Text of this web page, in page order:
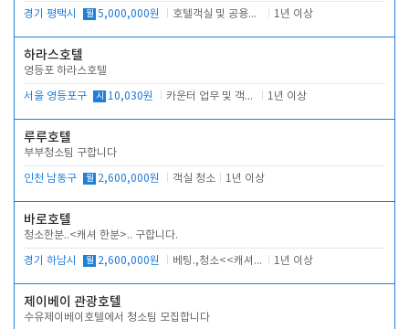
경기 평택시 월 5,000,000원 호텔객실 및 공용시설 청소 관리 1년 이상
하라스호텔
영등포 하라스호텔
서울 영등포구 시 10,030원 카운터 업무 및 객실관리(청소상태 확인, 객실판매) 1년 이상
루루호텔
부부청소팀 구합니다
인천 남동구 월 2,600,000원 객실 청소 1년 이상
바로호텔
청소한분..<캐셔 한분>.. 구합니다.
경기 하남시 월 2,600,000원 베팅.,청소<<캐셔 모셔봅니다. 1년 이상
제이베이 관광호텔
수유제이베이호텔에서 청소팀 모집합니다